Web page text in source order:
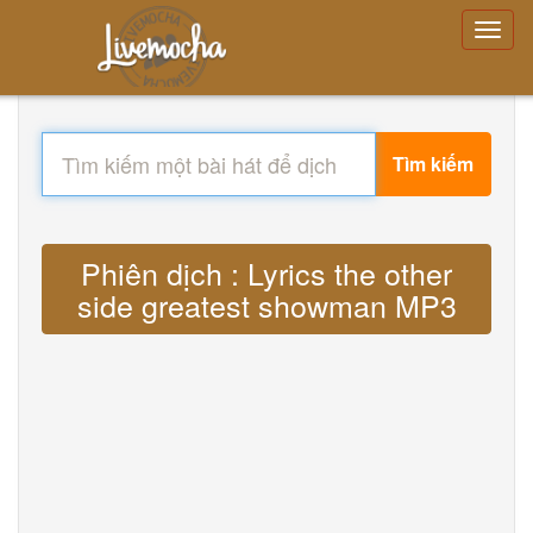
Tìm kiếm
Phiên dịch : Lyrics the other
side greatest showman MP3